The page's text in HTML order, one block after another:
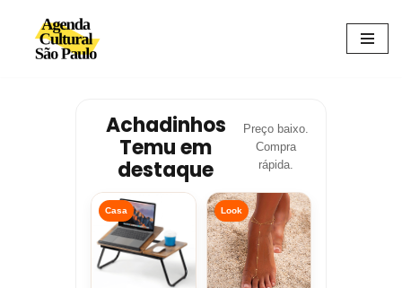
Avançar
Achadinhos
Temu em
destaque
Preço baixo.
Compra
rápida.
Casa Look